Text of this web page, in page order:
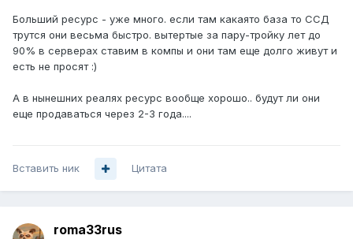
Больший ресурс - уже много. если там какаято база то ССД
трутся они весьма быстро. вытертые за пару-тройку лет до
90% в серверах ставим в компы и они там еще долго живут и
есть не просят :)
А в нынешних реалях ресурс вообще хорошо.. будут ли они
еще продаваться через 2-3 года....
Вставить ник Цитата
roma33rus